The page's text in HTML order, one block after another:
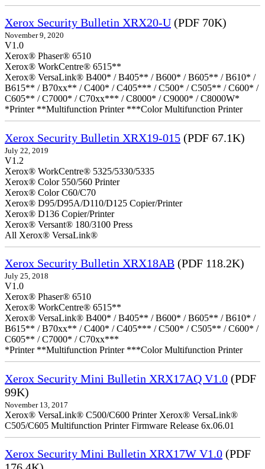
Xerox Security Bulletin XRX20-U (PDF 70K)
November 9, 2020
V1.0
Xerox® Phaser® 6510
Xerox® WorkCentre® 6515**
Xerox® VersaLink® B400* / B405** / B600* / B605** / B610* /
B615** / B70xx** / C400* / C405*** / C500* / C505** / C600* /
C605** / C7000* / C70xx*** / C8000* / C9000* / C8000W*
*Printer **Multifunction Printer ***Color Multifunction Printer
Xerox Security Bulletin XRX19-015 (PDF 67.1K)
July 22, 2019
V1.2
Xerox® WorkCentre® 5325/5330/5335
Xerox® Color 550/560 Printer
Xerox® Color C60/C70
Xerox® D95/D95A/D110/D125 Copier/Printer
Xerox® D136 Copier/Printer
Xerox® Versant® 180/3100 Press
All Xerox® VersaLink®
Xerox Security Bulletin XRX18AB (PDF 118.2K)
July 25, 2018
V1.0
Xerox® Phaser® 6510
Xerox® WorkCentre® 6515**
Xerox® VersaLink® B400* / B405** / B600* / B605** / B610* /
B615** / B70xx** / C400* / C405*** / C500* / C505** / C600* /
C605** / C7000* / C70xx***
*Printer **Multifunction Printer ***Color Multifunction Printer
Xerox Security Mini Bulletin XRX17AQ V1.0 (PDF
99K)
November 13, 2017
Xerox® VersaLink® C500/C600 Printer Xerox® VersaLink®
C505/C605 Multifunction Printer Firmware Release 6x.06.01
Xerox Security Mini Bulletin XRX17W V1.0 (PDF